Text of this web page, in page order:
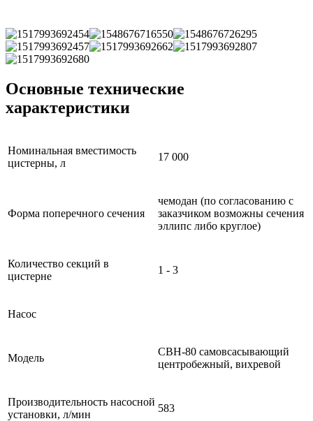
Основные технические
характеристики
Номинальная вместимость
цистерны, л
17 000
Форма поперечного сечения
чемодан (по согласованию с
заказчиком возможны сечения
эллипс либо круглое)
Количество секций в
цистерне
1 - 3
Насос
Модель
СВН-80 cамовсасывающий
центробежный, вихревой
Производительность насосной
установки, л/мин
583